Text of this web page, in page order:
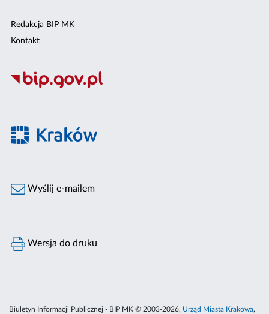
Redakcja BIP MK
Kontakt
Wyślij e-mailem
Wersja do druku
Biuletyn Informacji Publicznej - BIP MK © 2003-2026, Urząd Miasta Krakowa,